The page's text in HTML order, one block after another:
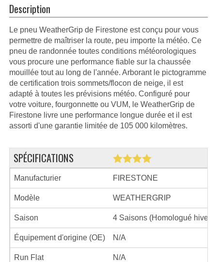
Description
Le pneu WeatherGrip de Firestone est conçu pour vous
permettre de maîtriser la route, peu importe la météo. Ce
pneu de randonnée toutes conditions météorologiques
vous procure une performance fiable sur la chaussée
mouillée tout au long de l'année. Arborant le pictogramme
de certification trois sommets/flocon de neige, il est
adapté à toutes les prévisions météo. Configuré pour
votre voiture, fourgonnette ou VUM, le WeatherGrip de
Firestone livre une performance longue durée et il est
assorti d'une garantie limitée de 105 000 kilomètres.
SPÉCIFICATIONS
Manufacturier FIRESTONE
Modèle WEATHERGRIP
Saison 4 Saisons (Homologué hiver)
Équipement d'origine (OE) N/A
Run Flat N/A